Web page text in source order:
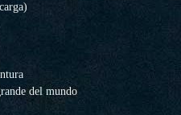
del mundo